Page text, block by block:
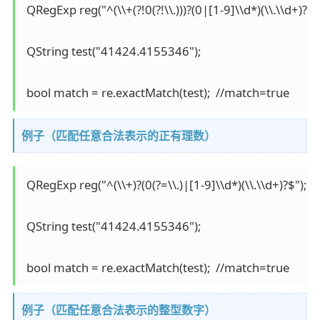
QRegExp reg("^(\\+(?!0(?!\\.)))?(0|[1-
QString test("41424.4155346");
bool match = re.exactMatch(test);  //match=true
例子（匹配任意合法表示的正有理数）
QRegExp reg("^(\\+)?(0(?=\\.)|[1-9]\\d*)(\\.\\d+)?$");
QString test("41424.4155346");
bool match = re.exactMatch(test);  //match=true
例子（匹配任意合法表示的整型数字）